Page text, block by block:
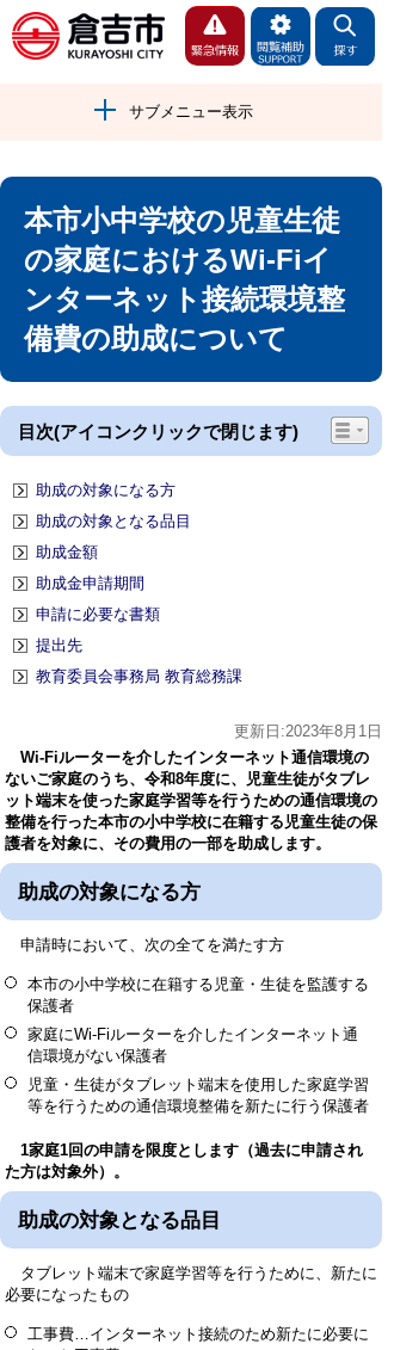
サブメニュー表示
本市小中学校の児童生徒
の家庭におけるWi-Fiイ
ンターネット接続環境整
備費の助成について
目次(アイコンクリックで閉じます)
助成の対象になる方
助成の対象となる品目
助成金額
助成金申請期間
申請に必要な書類
提出先
教育委員会事務局 教育総務課
更新日:2023年8月1日
Wi-Fiルーターを介したインターネット通信環境の
ないご家庭のうち、令和8年度に、児童生徒がタブレ
ット端末を使った家庭学習等を行うための通信環境の
整備を行った本市の小中学校に在籍する児童生徒の保
護者を対象に、その費用の一部を助成します。
助成の対象になる方
申請時において、次の全てを満たす方
本市の小中学校に在籍する児童・生徒を監護する
保護者
家庭にWi-Fiルーターを介したインターネット通
信環境がない保護者
児童・生徒がタブレット端末を使用した家庭学習
等を行うための通信環境整備を新たに行う保護者
1家庭1回の申請を限度とします（過去に申請され
た方は対象外）。
助成の対象となる品目
タブレット端末で家庭学習等を行うために、新たに
必要になったもの
工事費…インターネット接続のため新たに必要に